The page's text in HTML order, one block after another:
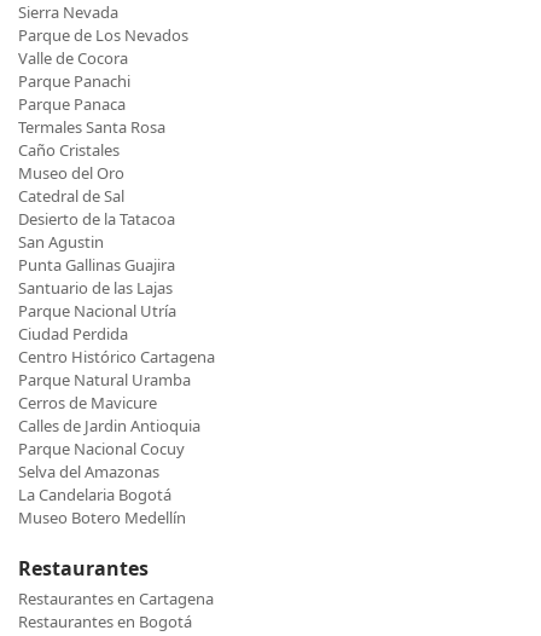
Sierra Nevada
Parque de Los Nevados
Valle de Cocora
Parque Panachi
Parque Panaca
Termales Santa Rosa
Caño Cristales
Museo del Oro
Catedral de Sal
Desierto de la Tatacoa
San Agustin
Punta Gallinas Guajira
Santuario de las Lajas
Parque Nacional Utría
Ciudad Perdida
Centro Histórico Cartagena
Parque Natural Uramba
Cerros de Mavicure
Calles de Jardin Antioquia
Parque Nacional Cocuy
Selva del Amazonas
La Candelaria Bogotá
Museo Botero Medellín
Restaurantes
Restaurantes en Cartagena
Restaurantes en Bogotá